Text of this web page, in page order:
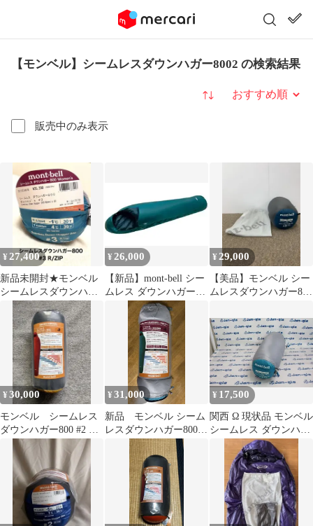
【モンベル】シームレスダウンハガー8002 の検索結果
販売中のみ表示
並び替え
¥ 27,400
新品未開封★モンベル
シームレスダウンハガ
ー800 Women's #3
¥ 26,000
【新品】mont-bell シー
ムレス ダウンハガー
800 #3
¥ 29,000
【美品】モンベル シー
ムレスダウンハガー800
¥30,000
モンベル シームレス
ダウンハガー800 #2 イ
エロー
¥31,000
新品 モンベル シーム
レスダウンハガー800
women's #3
¥ 17,500
関西 Ω 現状品 モンベル
シームレス ダウンハガ
ー800 激安価格!! この
機会にぜひ!! J697236 P